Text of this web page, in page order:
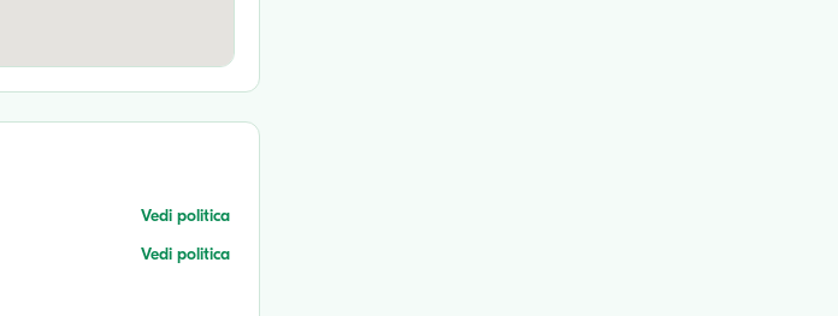
Vedi politica
Vedi politica